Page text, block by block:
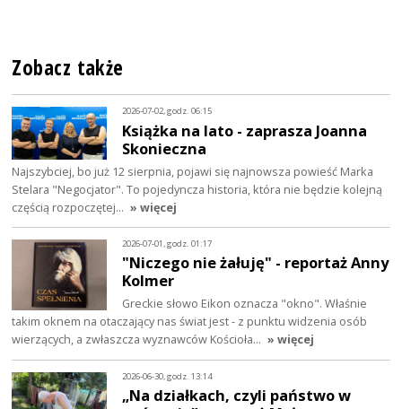
Zobacz także
2026-07-02, godz. 06:15
Książka na lato - zaprasza Joanna
Skonieczna
Najszybciej, bo już 12 sierpnia, pojawi się najnowsza powieść Marka
Stelara "Negocjator". To pojedyncza historia, która nie będzie kolejną
częścią rozpoczętej… » więcej
2026-07-01, godz. 01:17
"Niczego nie żałuję" - reportaż Anny
Kolmer
Greckie słowo Eikon oznacza "okno". Właśnie
takim oknem na otaczający nas świat jest - z punktu widzenia osób
wierzących, a zwłaszcza wyznawców Kościoła… » więcej
2026-06-30, godz. 13:14
„Na działkach, czyli państwo w